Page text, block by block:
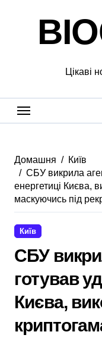
Цікаві
Домашня
Київ
СБУ викрила
енергетиці Києва,
маскуючись під
Київ
СБУ
готував
Києва,